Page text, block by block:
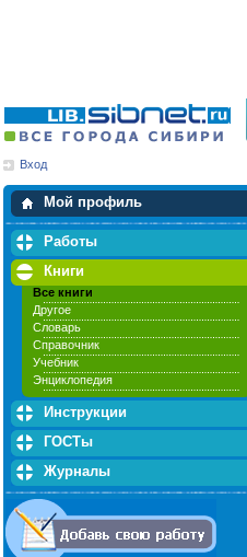
Вход
Мой профиль
Мои закладки
Работы
Книги
Все книги
Другое
Словарь
Справочник
Учебник
Энциклопедия
Инструкции
ГОСТы
Журналы